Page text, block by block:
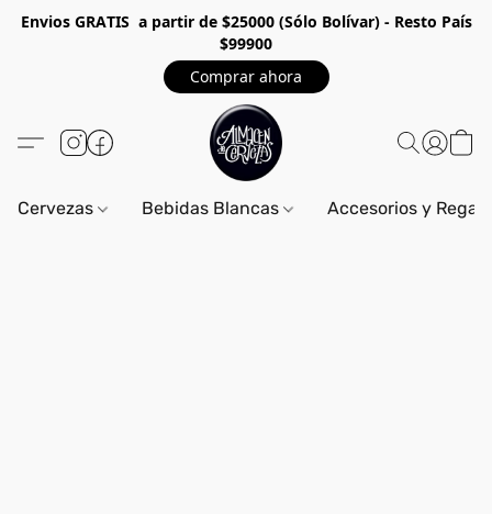
Envios GRATIS a partir de $25000 (Sólo Bolívar) - Resto País
$99900
Comprar ahora
Cervezas Bebidas Blancas Accesorios y